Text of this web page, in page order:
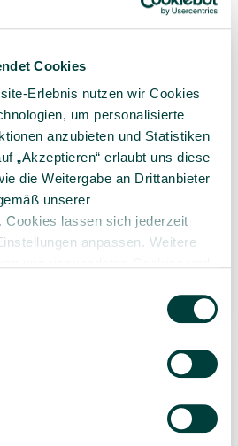
Cookies
Erlebnis nutzen wir Cookies
um personalisierte
anzubieten und Statistiken
„Akzeptieren“ erlaubt uns diese
die Weitergabe an Drittanbieter
unserer
Cookies lassen sich jederzeit
anpassen. Weitere
32
Lotta entdeckt die Welt:
im Wald
(Pappbilderbuch)